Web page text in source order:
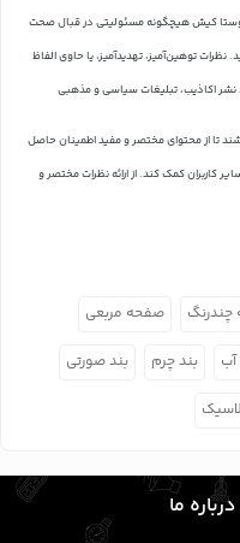
وستا کیش هیچگونه مسئولیتی در قبال صحت
نظرات توهین‌آمیز، تهدیدآمیز، یا حاوی الفاظ
نشر اکاذیب، تبلیغات سیاسی و مذهبی
50 کاراکتر و حداکثر 500 کاراکتر باشند تا از محتوای مختصر و مفید اطمینان حاصل
کاربران کمک کند.از ارائه نظرات مختصر و
صفحه مربعی
بند چرم بند صورتی
درباره ما